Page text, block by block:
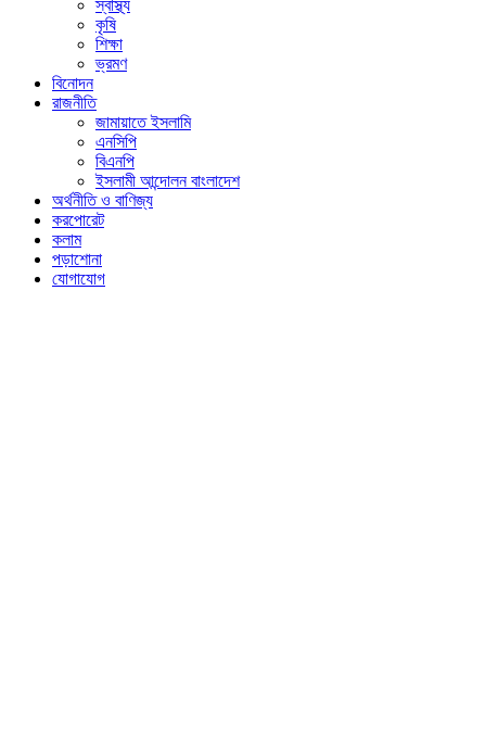
স্বাস্থ্য
কৃষি
শিক্ষা
ভ্রমণ
বিনোদন
রাজনীতি
জামায়াতে ইসলামি
এনসিপি
বিএনপি
ইসলামী আন্দোলন বাংলাদেশ
অর্থনীতি ও বাণিজ্য
করপোরেট
কলাম
পড়াশোনা
যোগাযোগ